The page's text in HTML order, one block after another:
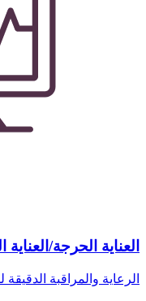
العناية الحرجة/العناية
الرعاية والمراقبة